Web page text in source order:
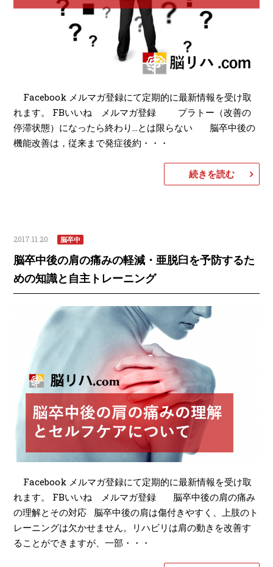
Facebook メルマガ登録にて定期的に最新情報を受け取
れます。 FBいいね メルマガ登録 プラトー（改善の
停滞状態）になったら終わり…とは限らない 脳卒中後の
機能改善は，従来まで発症後約・・・
続きを読む
2017.11.20 脳卒中
脳卒中後の肩の痛みの軽減・亜脱臼を予防するた
めの知識と自主トレーニング
Facebook メルマガ登録にて定期的に最新情報を受け取
れます。 FBいいね メルマガ登録 脳卒中後の肩の痛み
の理解とその対応 脳卒中後の肩は傷付きやすく、上肢のト
レーニングは欠かせません。リハビリは肩の動きを改善す
ることができますが、一部・・・